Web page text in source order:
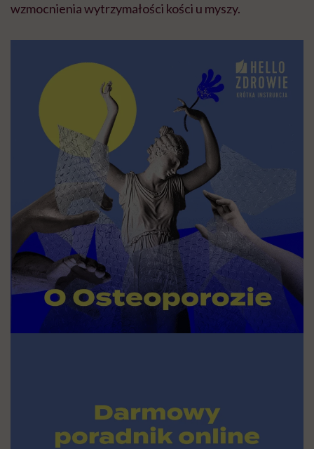
wzmocnienia wytrzymałości kości u myszy.